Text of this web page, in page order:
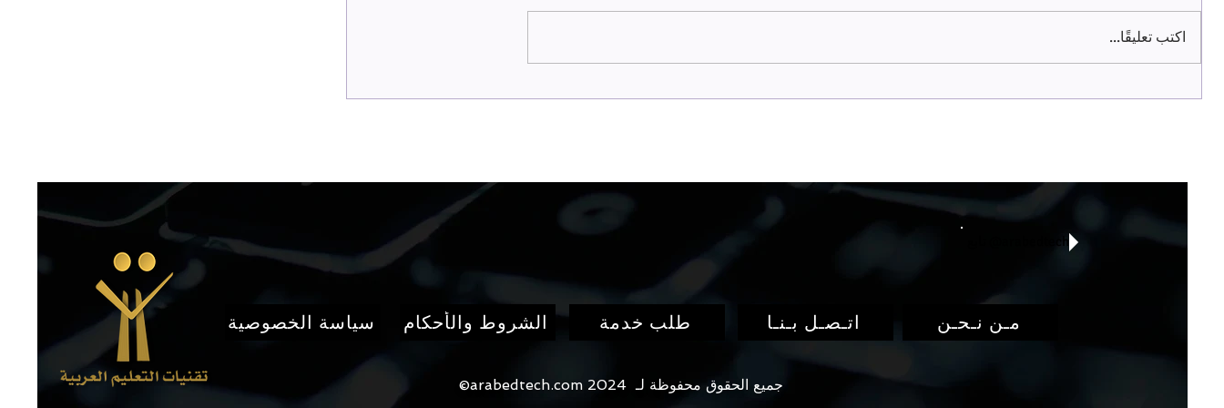
اكتب تعليقًا...
جميع الحقوق محفوظة لـ 2024 arabedtech.com©
الشروط والأحكام سياسة الخصوصية مـن نـحـن اتـصـل بـنـا طلب خدمة
تابع @arabedtech